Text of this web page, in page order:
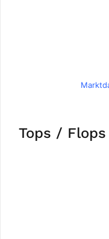
Tops / Flops